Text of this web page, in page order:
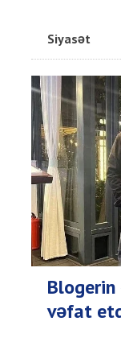
Siyasət
vəfat